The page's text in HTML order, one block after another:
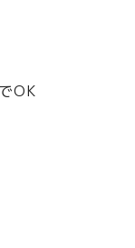
OK